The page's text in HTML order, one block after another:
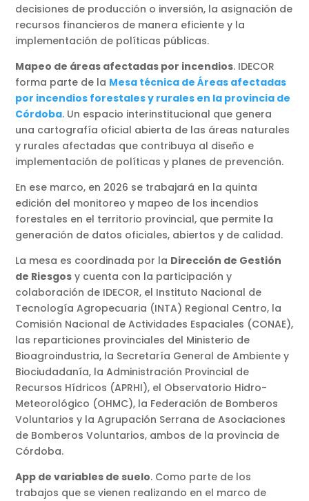
decisiones de producción o inversión, la asignación de
recursos financieros de manera eficiente y la
implementación de políticas públicas.
Mapeo de áreas afectadas por incendios. IDECOR
forma parte de la Mesa técnica de Áreas afectadas
por incendios forestales y rurales en la provincia de
Córdoba. Un espacio interinstitucional que genera
una cartografía oficial abierta de las áreas naturales
y rurales afectadas que contribuya al diseño e
implementación de políticas y planes de prevención.
En ese marco, en 2026 se trabajará en la quinta
edición del monitoreo y mapeo de los incendios
forestales en el territorio provincial, que permite la
generación de datos oficiales, abiertos y de calidad.
La mesa es coordinada por la Dirección de Gestión
de Riesgos y cuenta con la participación y
colaboración de IDECOR, el Instituto Nacional de
Tecnología Agropecuaria (INTA) Regional Centro, la
Comisión Nacional de Actividades Espaciales (CONAE),
las reparticiones provinciales del Ministerio de
Bioagroindustria, la Secretaría General de Ambiente y
Biociudadanía, la Administración Provincial de
Recursos Hídricos (APRHI), el Observatorio Hidro-
Meteorológico (OHMC), la Federación de Bomberos
Voluntarios y la Agrupación Serrana de Asociaciones
de Bomberos Voluntarios, ambos de la provincia de
Córdoba.
App de variables de suelo. Como parte de los
trabajos que se vienen realizando en el marco de